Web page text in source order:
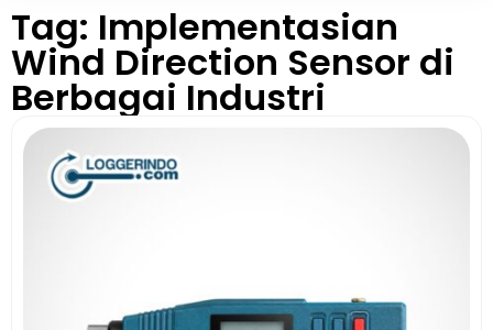
Tag: Implementasian
Wind Direction Sensor di
Berbagai Industri